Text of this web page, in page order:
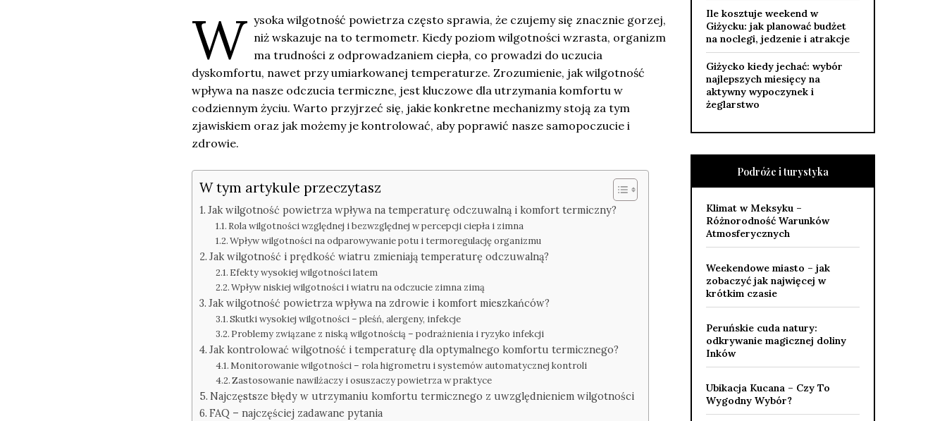
W ysoka wilgotność powietrza często sprawia, że czujemy się znacznie gorzej,
niż wskazuje na to termometr. Kiedy poziom wilgotności wzrasta, organizm
ma trudności z odprowadzaniem ciepła, co prowadzi do uczucia
dyskomfortu, nawet przy umiarkowanej temperaturze. Zrozumienie, jak wilgotność
wpływa na nasze odczucia termiczne, jest kluczowe dla utrzymania komfortu w
codziennym życiu. Warto przyjrzeć się, jakie konkretne mechanizmy stoją za tym
zjawiskiem oraz jak możemy je kontrolować, aby poprawić nasze samopoczucie i
zdrowie.
W tym artykule przeczytasz
Jak wilgotność powietrza wpływa na temperaturę odczuwalną i komfort termiczny?
Rola wilgotności względnej i bezwzględnej w percepcji ciepła i zimna
Wpływ wilgotności na odparowywanie potu i termoregulację organizmu
Jak wilgotność i prędkość wiatru zmieniają temperaturę odczuwalną?
Efekty wysokiej wilgotności latem
Wpływ niskiej wilgotności i wiatru na odczucie zimna zimą
Jak wilgotność powietrza wpływa na zdrowie i komfort mieszkańców?
Skutki wysokiej wilgotności – pleśń, alergeny, infekcje
Problemy związane z niską wilgotnością – podrażnienia i ryzyko infekcji
Jak kontrolować wilgotność i temperaturę dla optymalnego komfortu termicznego?
Monitorowanie wilgotności – rola higrometru i systemów automatycznej kontroli
Zastosowanie nawilżaczy i osuszaczy powietrza w praktyce
Najczęstsze błędy w utrzymaniu komfortu termicznego z uwzględnieniem wilgotności
FAQ – najczęściej zadawane pytania
Ile kosztuje weekend w
Giżycku: jak planować budżet
na noclegi, jedzenie i atrakcje
Giżycko kiedy jechać: wybór
najlepszych miesięcy na
aktywny wypoczynek i
żeglarstwo
Podróże i turystyka
Klimat w Meksyku –
Różnorodność Warunków
Atmosferycznych
Weekendowe miasto – jak
zobaczyć jak najwięcej w
krótkim czasie
Peruńskie cuda natury:
odkrywanie magicznej doliny
Inków
Ubikacja Kucana – Czy To
Wygodny Wybór?